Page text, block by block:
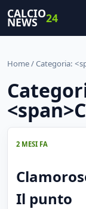
CALCIO
NEWS 24
Home/ Categoria:
2 MESI FA
Il punto